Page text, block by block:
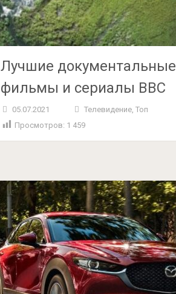
Лучшие документальные
фильмы и сериалы BBC
05.07.2021 Телевидение ,Топ
Просмотров: 1 459